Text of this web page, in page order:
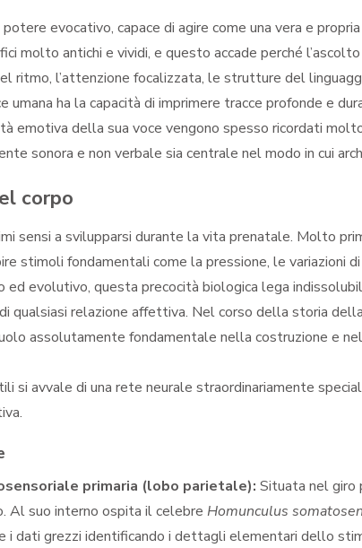
evocativo, capace di agire come una vera e
molto antichi e vividi, e questo accade perché
ritmo, l’attenzione focalizzata, le strutture del
ha la capacità di imprimere tracce profonde e
emotiva della sua voce vengono spesso ricordati
sonora e non verbale sia centrale nel modo in cui
corpo
sensi a svilupparsi durante la vita prenatale. Molto
stimoli fondamentali come la pressione, le variazioni
ed evolutivo, questa precocità biologica lega
qualsiasi relazione affettiva. Nel corso della storia
assolutamente fondamentale nella costruzione e
si avvale di una rete neurale straordinariamente
primaria (lobo parietale): Situata nel giro
Al suo interno ospita il celebre Homunculus
i dati grezzi identificando i dettagli elementari dello